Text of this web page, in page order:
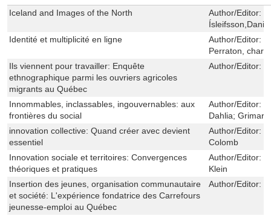
Iceland and Images of the North Author/Editor:
Identité et multiplicité en ligne
Author/Editor:
Perraton,
Ils viennent pour travailler: Enquête
ethnographique parmi les ouvriers agricoles
migrants au Québec
Author/Editor:
Innommables, inclassables, ingouvernables: aux
frontières du social
Author/Editor:
Dahlia;
innovation collective: Quand créer avec devient
essentiel
Author/Editor:
Colomb
Innovation sociale et territoires: Convergences
théoriques et pratiques
Author/Editor:
Klein
Insertion des jeunes, organisation communautaire
et société: L'expérience fondatrice des Carrefours
jeunesse-emploi au Québec
Author/Editor: